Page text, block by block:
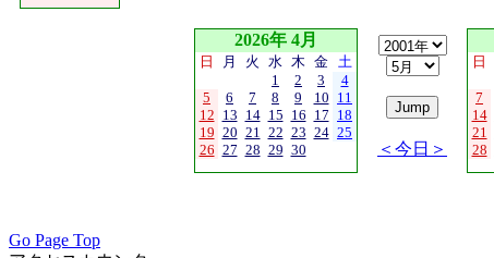
2026年 4月
日 月 火 水 木 金 土
1
2 3
4
5
6 7 8 9 10 11
12 13 14 15 16 17 18
19 20 21 22 23 24 25
26 27 28 29 30 ＜今日＞
日
7
14
21
28
Go Page Top